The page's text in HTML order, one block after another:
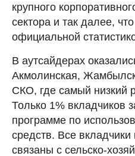
крупного
сектора и так далее,
официальной
В аутсайдерах
Акмолинская,
СКО, где самый низкий
Только 1% вкладчиков
программе по
средств. Все вкладчики
связаны с сельско-